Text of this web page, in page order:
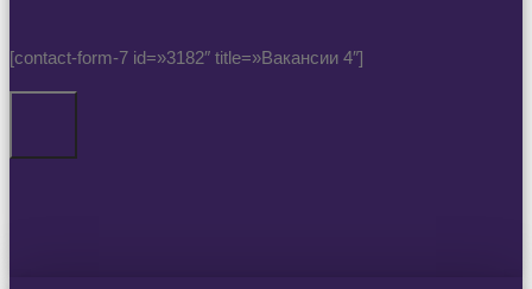
[contact-form-7 id=»3182″ title=»Вакансии 4″]